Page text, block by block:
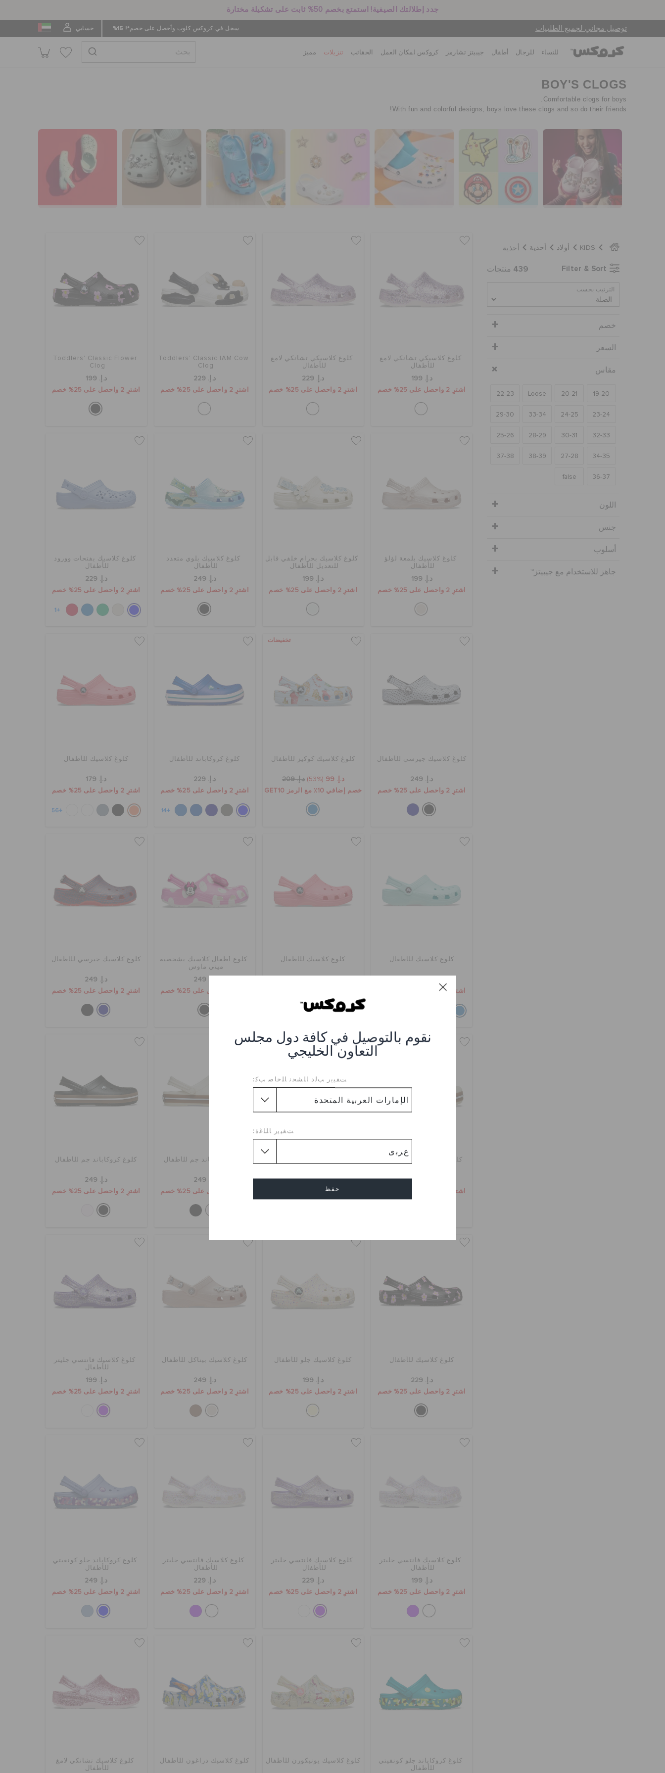
جدد إطلالتك الصيفية! استمتع بخصم 50% ثابت على تشكيلة مختارة
توصيل مجاني لجميع الطلبيات سجل في كروكس كلوب وأحصل على خصم*! 15% حسابي
نقوم بالتوصيل في كافة دول مجلس
التعاون الخليجي
ﺖﻐﻴﻳﺭ ﺐﻟﺩ ﺎﻠﺸﺤﻧ ﺎﻠﺧﺎﺻ ﺐﻛ:
ﺖﻐﻴﻳﺭ ﺎﻠﻠﻏﺓ:
حفظ
للنساء للرجال أطفال جيبيتز تشارمز كروكس لمكان العمل الحقائب تنزيلات مميز
BOY'S CLOGS
Comfortable clogs for boys.
With fun and colorful designs, boys love these clogs and so do their friends!
KIDS أولاد أحذية أحذية
Filter & Sort
439 منتجات
الترتيب بحسب
خصم
السعر
مقاس
19-20
20-21
Loose
22-23
23-24
24-25
33-34
29-30
32-33
30-31
28-29
25-26
34-35
27-28
38-39
37-38
36-37
false
اللون
جنس
أسلوب
جاهز للاستخدام مع جيبيتز™
كلوغ كلاسيكي تشانكي لامع
للأطفال
د.إ. 199
اشترِ 2 واحصل على 25% خصم
كلوغ كلاسيكي تشانكي لامع
للأطفال
د.إ. 229
اشترِ 2 واحصل على 25% خصم
Toddlers' Classic IAM Cow
Clog
د.إ. 229
اشترِ 2 واحصل على 25% خصم
Toddlers' Classic Flower
Clog
د.إ. 199
اشترِ 2 واحصل على 25% خصم
كلوغ كلاسيك بلمعة لؤلؤ
للأطفال
د.إ. 199
اشترِ 2 واحصل على 25% خصم
كلوغ كلاسيك بحزام خلفي قابل
للتعديل للأطفال
د.إ. 199
اشترِ 2 واحصل على 25% خصم
كلوغ كلاسيك بلوي متعدد
للأطفال
د.إ. 249
اشترِ 2 واحصل على 25% خصم
كلوغ كلاسيك بفتحات وورود
للأطفال
د.إ. 229
اشترِ 2 واحصل على 25% خصم
+1
كلوغ كلاسيك جيرسي للأطفال
د.إ. 249
اشترِ 2 واحصل على 25% خصم
تخفيضات
كلوغ كلاسيك كوكيز للأطفال
د.إ. 99 (53%) د.إ. 209
خصم إضافي 10٪ مع الرمز GET10
كلوغ كروكاباند للأطفال
د.إ. 229
اشترِ 2 واحصل على 25% خصم
+14
كلوغ كلاسيك للأطفال
د.إ. 179
اشترِ 2 واحصل على 25% خصم
+56
كلوغ كلاسيك للأطفال
اشترِ 2 واحصل على 25% خصم
كلوغ كلاسيك للأطفال
كلوغ أطفال كلاسيك بشخصية
ميني ماوس
كلوغ كلاسيك جيرسي للأطفال
د.إ. 249
اشترِ 2 واحصل على 25% خصم
كلوغ كروكاباند جم للأطفال
اشترِ 2 واحصل على 25% خصم
د.إ. 229
كلوغ كروكاباند جم للأطفال كلوغ كروكاباند جم للأطفال
د.إ. 249
اشترِ 2 واحصل على 25% خصم
كلوغ كلاسيك للأطفال
د.إ. 229
اشترِ 2 واحصل على 25% خصم
كلوغ كلاسيك جلو للأطفال
د.إ. 199
اشترِ 2 واحصل على 25% خصم
كلوغ كلاسيك بيناكل للأطفال
د.إ. 249
اشترِ 2 واحصل على 25% خصم
كلوغ كلاسيك فانتسي جليتر
للأطفال
د.إ. 199
اشترِ 2 واحصل على 25% خصم
كلوغ كلاسيك فانتسي جليتر
للأطفال
د.إ. 199
اشترِ 2 واحصل على 25% خصم
كلوغ كلاسيك فانتسي جليتر
للأطفال
د.إ. 229
اشترِ 2 واحصل على 25% خصم
كلوغ كلاسيك فانتسي جليتر
للأطفال
د.إ. 229
اشترِ 2 واحصل على 25% خصم
كلوغ كروكاباند جلو كونفيتي
للأطفال
د.إ. 249
اشترِ 2 واحصل على 25% خصم
كلوغ كروكاباند جلو كونفيتي
للأطفال
كلوغ كلاسيك يونيكورن للأطفال كلوغ كلاسيك دراغون للأطفال
كلوغ كلاسيك تشانكي لامغ
للأطفال